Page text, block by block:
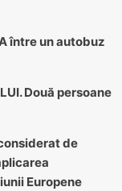
între un autobuz
Două persoane
de
Europene